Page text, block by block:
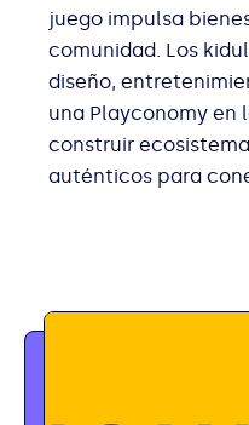
juego impulsa
comunidad. Los
diseño,
una Playconomy en
construir
auténticos para